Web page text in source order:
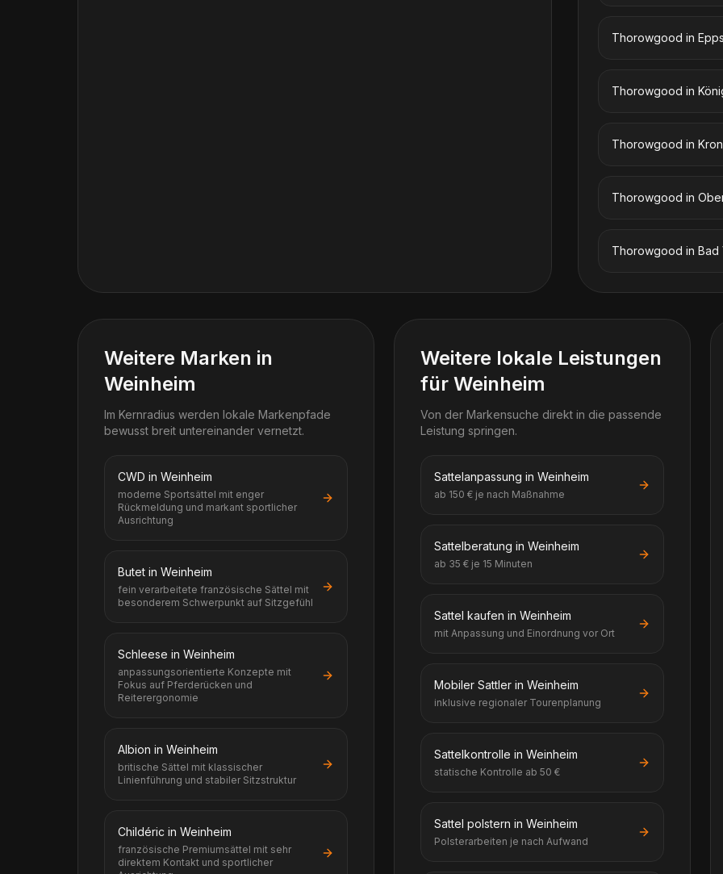
Thorowgood in
Thorowgood in
Thorowgood in
Thorowgood in
Thorowgood in Bad
Weitere Marken in
Weinheim
Im Kernradius werden lokale Markenpfade
bewusst breit untereinander vernetzt.
CWD in Weinheim
moderne Sportsättel mit enger
Rückmeldung und markant sportlicher
Ausrichtung
Butet in Weinheim
fein verarbeitete französische Sättel mit
besonderem Schwerpunkt auf Sitzgefühl
Schleese in Weinheim
anpassungsorientierte Konzepte mit
Fokus auf Pferderücken und
Reiterergonomie
Albion in Weinheim
britische Sättel mit klassischer
Linienführung und stabiler Sitzstruktur
Childéric in Weinheim
französische Premiumsättel mit sehr
direktem Kontakt und sportlicher
Weitere lokale Leistungen
für Weinheim
Von der Markensuche direkt in die passende
Leistung springen.
Sattelanpassung in Weinheim
ab 150 € je nach Maßnahme
Sattelberatung in Weinheim
ab 35 € je 15 Minuten
Sattel kaufen in Weinheim
mit Anpassung und Einordnung vor Ort
Mobiler Sattler in Weinheim
inklusive regionaler Tourenplanung
Sattelkontrolle in Weinheim
statische Kontrolle ab 50 €
Sattel polstern in Weinheim
Polsterarbeiten je nach Aufwand